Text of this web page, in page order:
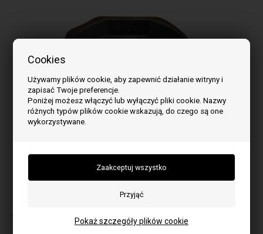
Cookies
Używamy plików cookie, aby zapewnić działanie witryny i
zapisać Twoje preferencje.
Poniżej możesz włączyć lub wyłączyć pliki cookie. Nazwy
różnych typów plików cookie wskazują, do czego są one
wykorzystywane.
Pokaż szczegóły plików cookie
Obraz może się różnić w zależności od modelu